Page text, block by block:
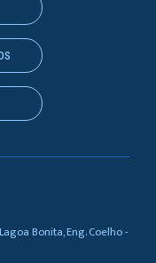
Bonita, Eng. Coelho -